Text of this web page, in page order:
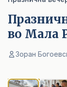
во Мала
Зоран